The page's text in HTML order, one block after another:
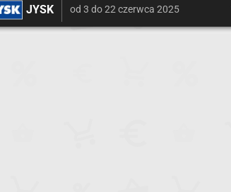
JYSK od 3 do 22 czerwca 2025